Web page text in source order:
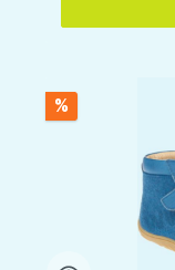
%